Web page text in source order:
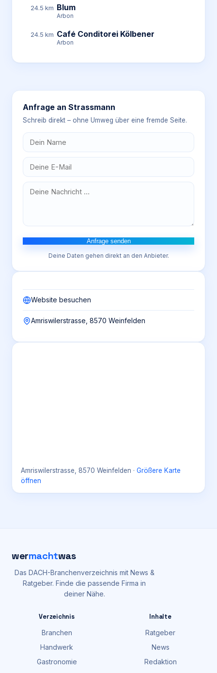
24.5 km Blum
Arbon
24.5 km Café Conditorei Kölbener
Arbon
Anfrage an Strassmann
Schreib direkt – ohne Umweg über eine fremde Seite.
Anfrage senden
Deine Daten gehen direkt an den Anbieter.
Website besuchen
Amriswilerstrasse, 8570 Weinfelden
Amriswilerstrasse, 8570 Weinfelden · Größere Karte
öffnen
wermachtwas
Das DACH-Branchenverzeichnis mit News &
Ratgeber. Finde die passende Firma in
deiner Nähe.
Verzeichnis
Branchen
Handwerk
Gastronomie
Inhalte
Ratgeber
News
Redaktion